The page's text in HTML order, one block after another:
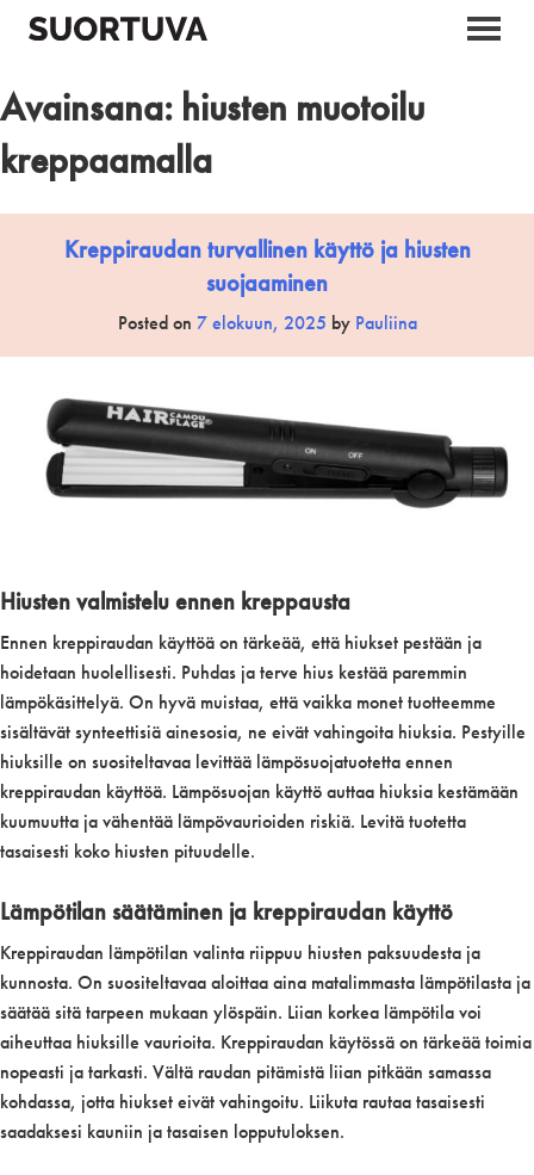
Avainsana: hiusten muotoilu
kreppaamalla
Kreppiraudan turvallinen käyttö ja hiusten
suojaaminen
Posted on 7 elokuun, 2025 by Pauliina
Hiusten valmistelu ennen kreppausta
Ennen kreppiraudan käyttöä on tärkeää, että hiukset pestään ja
hoidetaan huolellisesti. Puhdas ja terve hius kestää paremmin
lämpökäsittelyä. On hyvä muistaa, että vaikka monet tuotteemme
sisältävät synteettisiä ainesosia, ne eivät vahingoita hiuksia. Pestyille
hiuksille on suositeltavaa levittää lämpösuojatuotetta ennen
kreppiraudan käyttöä. Lämpösuojan käyttö auttaa hiuksia kestämään
kuumuutta ja vähentää lämpövaurioiden riskiä. Levitä tuotetta
tasaisesti koko hiusten pituudelle.
Lämpötilan säätäminen ja kreppiraudan käyttö
Kreppiraudan lämpötilan valinta riippuu hiusten paksuudesta ja
kunnosta. On suositeltavaa aloittaa aina matalimmasta lämpötilasta ja
säätää sitä tarpeen mukaan ylöspäin. Liian korkea lämpötila voi
aiheuttaa hiuksille vaurioita. Kreppiraudan käytössä on tärkeää toimia
nopeasti ja tarkasti. Vältä raudan pitämistä liian pitkään samassa
kohdassa, jotta hiukset eivät vahingoitu. Liikuta rautaa tasaisesti
saadaksesi kauniin ja tasaisen lopputuloksen.